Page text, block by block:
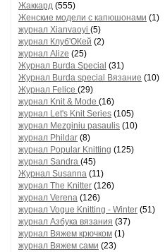
Жаккард (555)
Женские модели с капюшонами (1)
журнал Xianvaoyi (5)
журнал Клуб'ОКей (2)
журнал Alize (25)
Журнал Burda Special (31)
Журнал Burda special Вязание (10)
Журнал Felice (29)
журнал Knit & Mode (16)
журнал Let's Knit Series (105)
журнал Mezginiu pasaulis (10)
журнал Phildar (8)
журнал Popular Knitting (125)
журнал Sandra (45)
Журнал Susanna (11)
журнал The Knitter (126)
журнал Verena (126)
журнал Vogue Knitting - Winter (51)
журнал Азбука вязания (37)
журнал Вяжем крючком (1)
журнал Вяжем сами (23)